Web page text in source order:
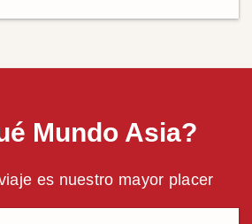
Mundo Asia?
es nuestro mayor placer